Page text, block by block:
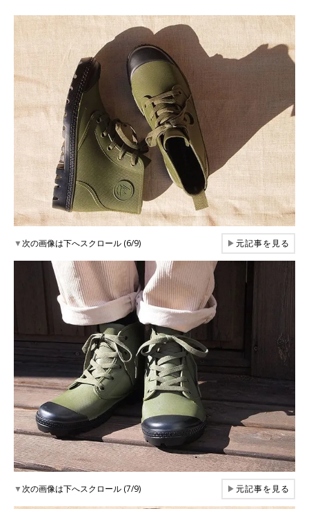
▼次の画像は下へスクロール (6/9) ▶元記事を見る
▼次の画像は下へスクロール (7/9) ▶元記事を見る